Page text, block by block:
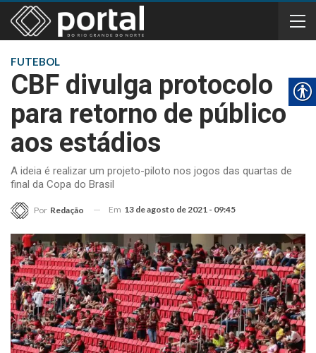
FUTEBOL
CBF divulga protocolo
para retorno de público
aos estádios
A ideia é realizar um projeto-piloto nos jogos das quartas de
final da Copa do Brasil
Por Redação Em 13 de agosto de 2021 - 09:45